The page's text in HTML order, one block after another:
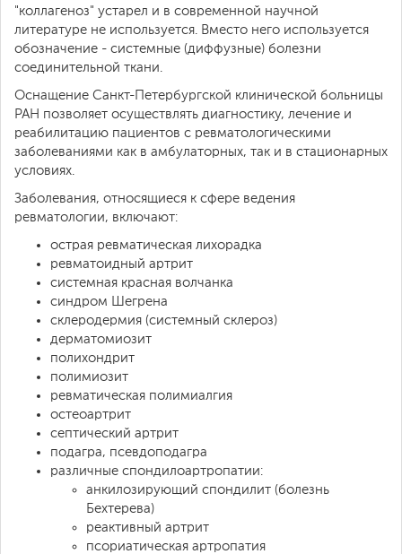
"коллагеноз" устарел и в современной научной
литературе не используется. Вместо него используется
обозначение - системные (диффузные) болезни
соединительной ткани.
Оснащение Санкт-Петербургской клинической больницы
РАН позволяет осуществлять диагностику, лечение и
реабилитацию пациентов с ревматологическими
заболеваниями как в амбулаторных, так и в стационарных
условиях.
Заболевания, относящиеся к сфере ведения
ревматологии, включают:
острая ревматическая лихорадка
ревматоидный артрит
системная красная волчанка
синдром Шегрена
склеродермия (системный склероз)
дерматомиозит
полихондрит
полимиозит
ревматическая полимиалгия
остеоартрит
септический артрит
подагра, псевдоподагра
различные спондилоартропатии:
анкилозирующий спондилит (болезнь
Бехтерева)
реактивный артрит
псориатическая артропатия